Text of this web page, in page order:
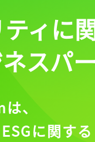
ィに
スパ
、
に関する